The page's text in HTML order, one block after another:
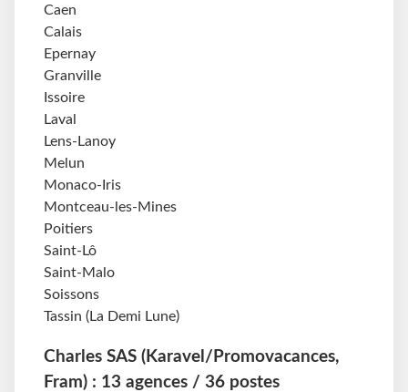
Caen
Calais
Epernay
Granville
Issoire
Laval
Lens-Lanoy
Melun
Monaco-Iris
Montceau-les-Mines
Poitiers
Saint-Lô
Saint-Malo
Soissons
Tassin (La Demi Lune)
Charles SAS (Karavel/Promovacances,
Fram) : 13 agences / 36 postes